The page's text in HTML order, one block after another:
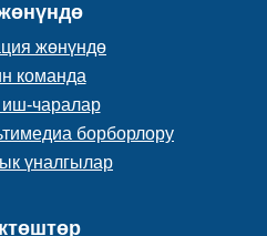
жөнүндө
команда
иш-чаралар
борборлору
үналгылар